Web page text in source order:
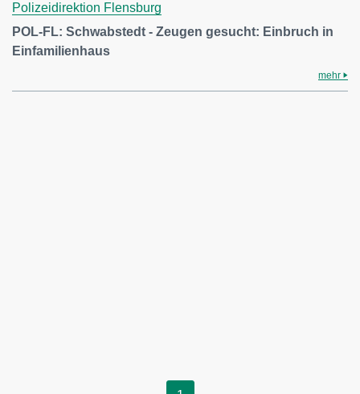
Polizeidirektion Flensburg
POL-FL: Schwabstedt - Zeugen gesucht: Einbruch in
Einfamilienhaus
mehr